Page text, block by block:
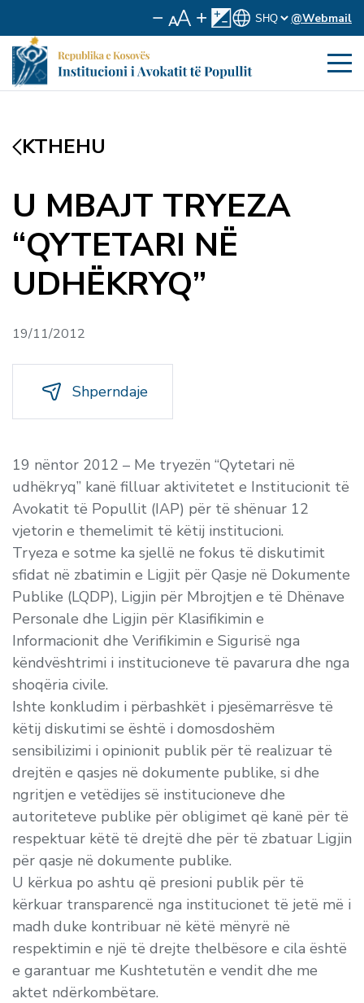
@Webmail
KTHEHU
U MBAJT TRYEZA
“QYTETARI NË
UDHËKRYQ”
19/11/2012
Shperndaje
19 nëntor 2012 – Me tryezën “Qytetari në
udhëkryq” kanë filluar aktivitetet e Institucionit të
Avokatit të Popullit (IAP) për të shënuar 12
vjetorin e themelimit të këtij institucioni.
Tryeza e sotme ka sjellë ne fokus të diskutimit
sfidat në zbatimin e Ligjit për Qasje në Dokumente
Publike (LQDP), Ligjin për Mbrojtjen e të Dhënave
Personale dhe Ligjin për Klasifikimin e
Informacionit dhe Verifikimin e Sigurisë nga
këndvështrimi i institucioneve të pavarura dhe nga
shoqëria civile.
Ishte konkludim i përbashkët i pjesëmarrësve të
këtij diskutimi se është i domosdoshëm
sensibilizimi i opinionit publik për të realizuar të
drejtën e qasjes në dokumente publike, si dhe
ngritjen e vetëdijes së institucioneve dhe
autoriteteve publike për obligimet që kanë për të
respektuar këtë të drejtë dhe për të zbatuar Ligjin
për qasje në dokumente publike.
U kërkua po ashtu që presioni publik për të
kërkuar transparencë nga institucionet të jetë më i
madh duke kontribuar në këtë mënyrë në
respektimin e një të drejte thelbësore e cila është
e garantuar me Kushtetutën e vendit dhe me
aktet ndërkombëtare.